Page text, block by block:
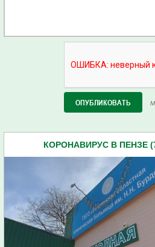
КОРОНАВИРУС В ПЕНЗЕ